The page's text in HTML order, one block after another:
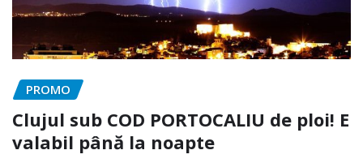
PROMO
Clujul sub COD PORTOCALIU de ploi! E
valabil până la noapte